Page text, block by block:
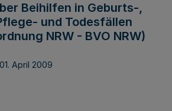
Beihilfen in Geburts-,
und Todesfällen
NRW - BVO NRW)
April 2009